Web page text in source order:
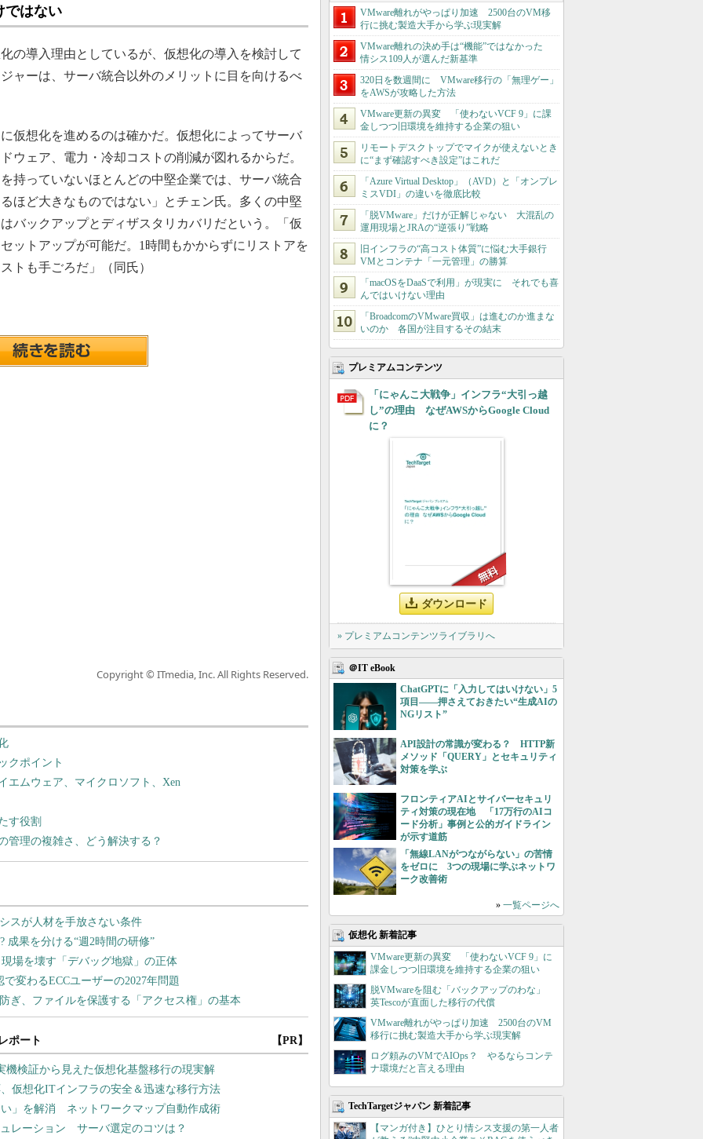
ではない
導入理由としているが、仮想化の導入を検討して
ャーは、サーバ統合以外のメリットに目を向けるべ
想化を進めるのは確かだ。仮想化によってサーバ
ウェア、電力・冷却コストの削減が図れるからだ。
持っていないほとんどの中堅企業では、サーバ統合
ほど大きなものではない」とチェン氏。多くの中堅
バックアップとディザスタリカバリだという。「仮
ットアップが可能だ。1時間もかからずにリストアを
トも手ごろだ」（同氏）
Copyright © ITmedia, Inc. All Rights Reserved.
クポイント
ムウェア、マイクロソフト、Xen
す役割
管理の複雑さ、どう解決する？
ポート 【PR】
検証から見えた仮想化基盤移行の現実解
仮想化ITインフラの安全＆迅速な移行方法
」を解消 ネットワークマップ自動作成術
レーション サーバ選定のコツは？
VMware離れがやっぱり加速 2500台のVM移
行に挑む製造大手から学ぶ現実解
VMware離れの決め手は“機能”ではなかった
情シス109人が選んだ新基準
320日を数週間に VMware移行の「無理ゲー」
をAWSが攻略した方法
VMware更新の異変 「使わないVCF 9」に課
金しつつ旧環境を維持する企業の狙い
リモートデスクトップでマイクが使えないとき
に“まず確認すべき設定”はこれだ
「Azure Virtual Desktop」（AVD）と「オンプレ
ミスVDI」の違いを徹底比較
「脱VMware」だけが正解じゃない 大混乱の
運用現場とJRAの“逆張り”戦略
旧インフラの“高コスト体質”に悩む大手銀行
VMとコンテナ「一元管理」の勝算
「macOSをDaaSで利用」が現実に それでも喜
んではいけない理由
「BroadcomのVMware買収」は進むのか進まな
いのか 各国が注目するその結末
プレミアムコンテンツ
「にゃんこ大戦争」インフラ“大引っ越
し”の理由 なぜAWSからGoogle Cloud
に？
ダウンロード
» プレミアムコンテンツライブラリへ
＠IT eBook
ChatGPTに「入力してはいけない」5
項目――押さえておきたい“生成AIの
NGリスト”
API設計の常識が変わる？ HTTP新
メソッド「QUERY」とセキュリティ
対策を学ぶ
フロンティアAIとサイバーセキュリ
ティ対策の現在地 「17万行のAIコ
ード分析」事例と公的ガイドライン
が示す道筋
「無線LANがつながらない」の苦情
をゼロに 3つの現場に学ぶネットワ
ーク改善術
» 一覧ページへ
仮想化 新着記事
VMware更新の異変 「使わないVCF 9」に
課金しつつ旧環境を維持する企業の狙い
脱VMwareを阻む「バックアップのわな」
英Tescoが直面した移行の代償
VMware離れがやっぱり加速 2500台のVM
移行に挑む製造大手から学ぶ現実解
ログ頼みのVMでAIOps？ やるならコンテ
ナ環境だと言える理由
TechTargetジャパン 新着記事
【マンガ付き】ひとり情シス支援の第一人者